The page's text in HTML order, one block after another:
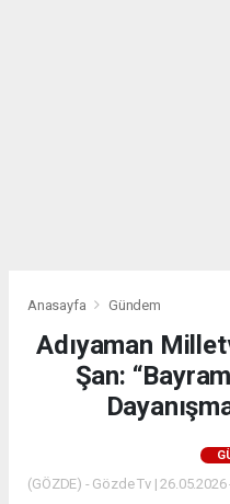
Anasayfa Gündem
Adıyaman
Şan:
(GÖZDE) - Gözde Tv |